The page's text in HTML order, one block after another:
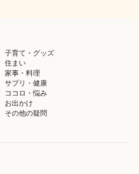
子育て・グッズ
住まい
家事・料理
サプリ・健康
ココロ・悩み
お出かけ
その他の疑問